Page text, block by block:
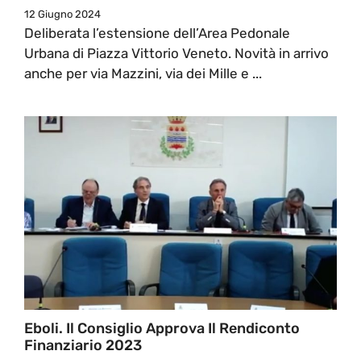
12 Giugno 2024
Deliberata l’estensione dell’Area Pedonale
Urbana di Piazza Vittorio Veneto. Novità in arrivo
anche per via Mazzini, via dei Mille e ...
Eboli. Il Consiglio Approva Il Rendiconto
Finanziario 2023